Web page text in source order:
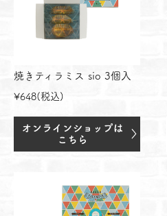
焼きティラミス sio 3個入
¥648(税込)